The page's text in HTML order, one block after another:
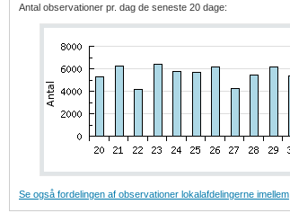
Antal observationer pr. dag de seneste 20 dage:
Se også fordelingen af observationer lokalafdelingerne imellem